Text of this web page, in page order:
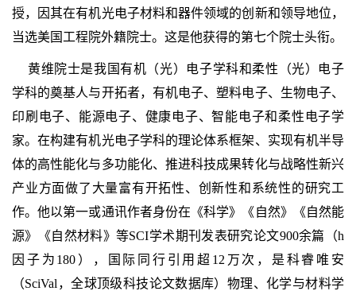
授，因其在有机光电子材料和器件领域的创新和领导地位，
当选美国工程院外籍院士。这是他获得的第七个院士头衔。
黄维院士是我国有机（光）电子学科和柔性（光）电子
学科的奠基人与开拓者，有机电子、塑料电子、生物电子、
印刷电子、能源电子、健康电子、智能电子和柔性电子学
家。在构建有机光电子学科的理论体系框架、实现有机半导
体的高性能化与多功能化、推进科技成果转化与战略性新兴
产业方面做了大量富有开拓性、创新性和系统性的研究工
作。他以第一或通讯作者身份在《科学》《自然》《自然能
源》《自然材料》等SCI学术期刊发表研究论文900余篇（h
因子为180），国际同行引用超12万次，是科睿唯安
（SciVal，全球顶级科技论文数据库）物理、化学与材料学